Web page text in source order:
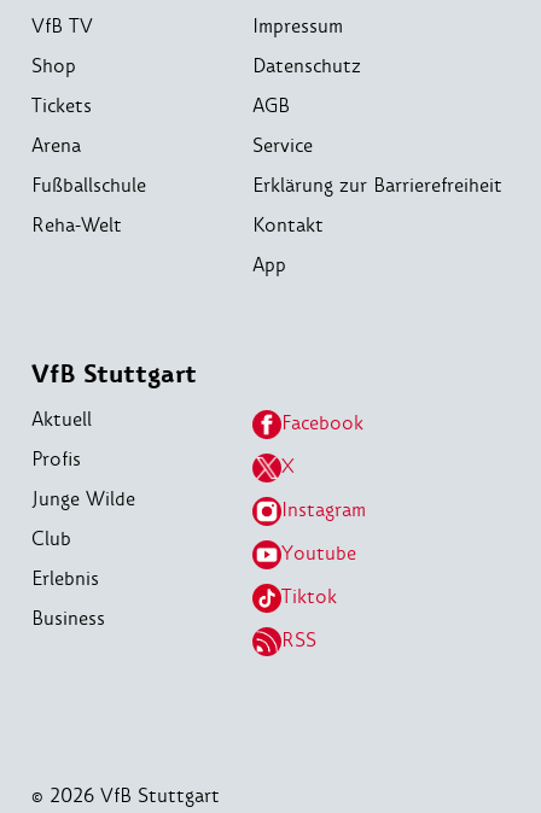
VfB TV
Shop
Tickets
Arena
Fußballschule
Reha-Welt
Impressum
Datenschutz
AGB
Service
Erklärung zur Barrierefreiheit
Kontakt
App
VfB Stuttgart
Aktuell
Profis
Junge Wilde
Club
Erlebnis
Business
Facebook
X
Instagram
Youtube
Tiktok
RSS
© 2026 VfB Stuttgart